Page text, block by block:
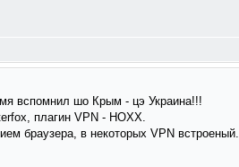
вспомнил шо Крым - цэ Украина!!!
плагин VPN - HOXX.
браузера, в некоторых VPN встроеный.